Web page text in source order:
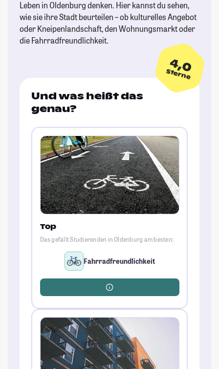
Leben in Oldenburg denken. Hier kannst du sehen,
wie sie ihre Stadt beurteilen – ob kulturelles Angebot
oder Kneipenlandschaft, den Wohnungsmarkt oder
die Fahrradfreundlichkeit.
4,0
Sterne
Und was heißt das
genau?
Top
Das gefällt Studierenden in Oldenburg am besten:
Fahrradfreundlichkeit